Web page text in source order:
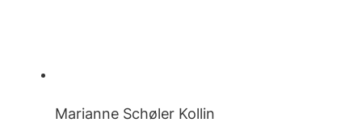
Marianne Schøler Kollin